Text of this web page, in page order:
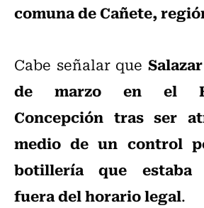
comuna de Cañete,
Cabe señalar que
de marzo en el
Concepción tras ser
medio de un control
botillería que estaba
fuera del horario legal.